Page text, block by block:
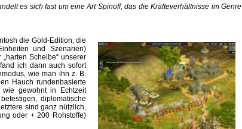
es sich fast um eine Art Spinoff, das die Kräfteverhältnisse im Genre
die Gold-Edition, die
und Szenarien)
Scheibe“ unserer
ich dann auch sofort
wie man ihn z. B.
Hauch rundenbasierte
wie gewohnt in Echtzeit
diplomatische
sind ganz nützlich,
oder + 200 Rohstoffe)